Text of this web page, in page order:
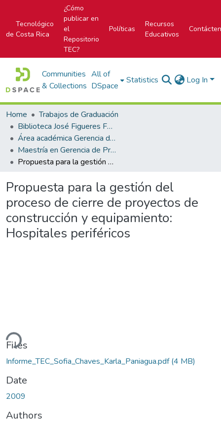
Tecnológico
de Costa Rica
¿Cómo
publicar en
el
Repositorio
TEC?
Políticas
Recursos
Educativos
Communities
& Collections
All of
DSpace
Statistics Log In
Home
Trabajos de Graduación
Biblioteca José Figueres Ferrer
Área académica Gerencia de Proyectos
Maestría en Gerencia de Proyectos
Propuesta para la gestión del proceso de cierre de proyectos de construcción y equipamiento: Hospitales periféricos
Propuesta para la gestión del
proceso de cierre de proyectos de
construcción y equipamiento:
Hospitales periféricos
Files
Informe_TEC_Sofia_Chaves_Karla_Paniagua.pdf(4 MB)
Date
2009
Authors